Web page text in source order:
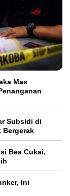
Mas
Subsidi di
Bergerak
Bea Cukai,
Ini